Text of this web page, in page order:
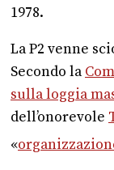
1978.
La P2 venne
Secondo la
sulla loggia
dell’onorevole
«